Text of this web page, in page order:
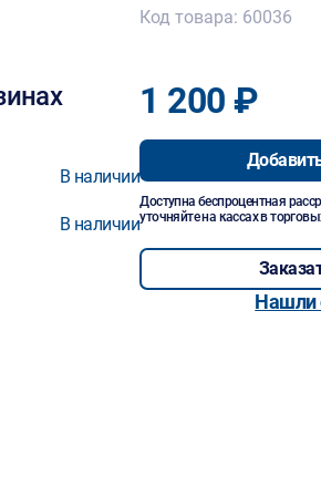
В наличии
В наличии
Код товара: 60036
1 200 ₽
Доступна беспроцентная
уточняйте на кассах в
Нашли